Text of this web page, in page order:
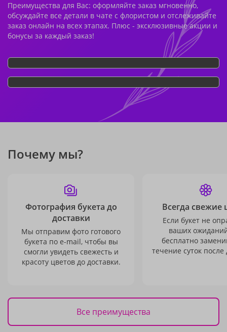
Преимущества для Вас: оформляйте заказ мгновенно,
обсуждайте все детали в чате с флористом и отслеживайте
заказ онлайн на всех этапах. Плюс - эксклюзивные акции и
бонусы за каждый заказ!
Почему мы?
Фотография букета до
доставки
Мы отправим фото готового
букета по e-mail, чтобы вы
смогли увидеть свежесть и
красоту цветов до доставки.
Всегда свежие
Если букет не
ваших
бесплатно
течение суток после
Все преимущества